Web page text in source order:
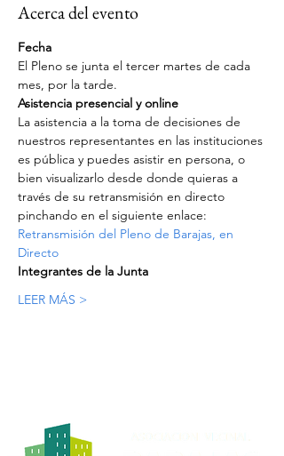
Acerca del evento
Fecha
El Pleno se junta el tercer martes de cada
mes, por la tarde.
Asistencia presencial y online
La asistencia a la toma de decisiones de
nuestros representantes en las instituciones
es pública y puedes asistir en persona, o
bien visualizarlo desde donde quieras a
través de su retransmisión en directo
pinchando en el siguiente enlace:
Retransmisión del Pleno de Barajas, en
Directo
Integrantes de la Junta
LEER MÁS >